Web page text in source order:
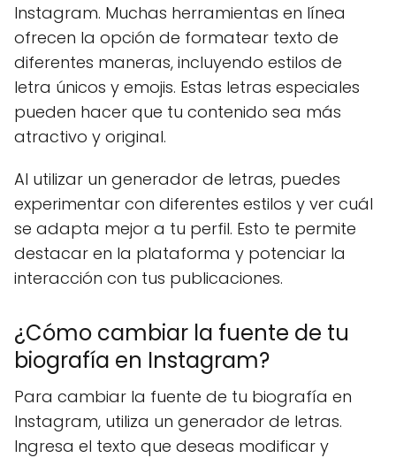
Instagram. Muchas herramientas en línea
ofrecen la opción de formatear texto de
diferentes maneras, incluyendo estilos de
letra únicos y emojis. Estas letras especiales
pueden hacer que tu contenido sea más
atractivo y original.
Al utilizar un generador de letras, puedes
experimentar con diferentes estilos y ver cuál
se adapta mejor a tu perfil. Esto te permite
destacar en la plataforma y potenciar la
interacción con tus publicaciones.
¿Cómo cambiar la fuente de tu
biografía en Instagram?
Para cambiar la fuente de tu biografía en
Instagram, utiliza un generador de letras.
Ingresa el texto que deseas modificar y